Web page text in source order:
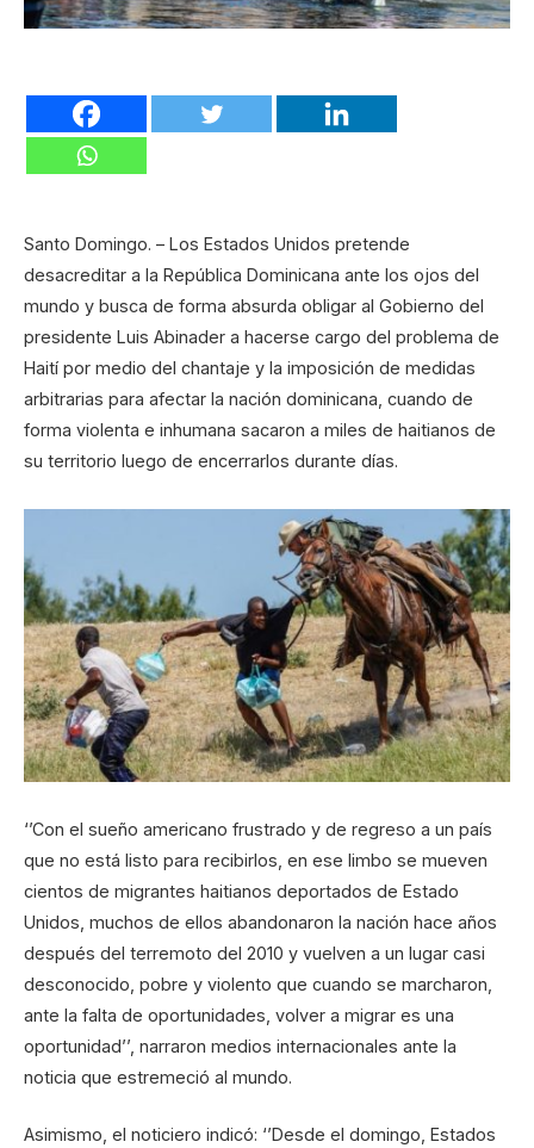
Santo Domingo. – Los Estados Unidos pretende
desacreditar a la República Dominicana ante los ojos del
mundo y busca de forma absurda obligar al Gobierno del
presidente Luis Abinader a hacerse cargo del problema de
Haití por medio del chantaje y la imposición de medidas
arbitrarias para afectar la nación dominicana, cuando de
forma violenta e inhumana sacaron a miles de haitianos de
su territorio luego de encerrarlos durante días.
‘’Con el sueño americano frustrado y de regreso a un país
que no está listo para recibirlos, en ese limbo se mueven
cientos de migrantes haitianos deportados de Estado
Unidos, muchos de ellos abandonaron la nación hace años
después del terremoto del 2010 y vuelven a un lugar casi
desconocido, pobre y violento que cuando se marcharon,
ante la falta de oportunidades, volver a migrar es una
oportunidad’’, narraron medios internacionales ante la
noticia que estremeció al mundo.
Asimismo, el noticiero indicó: ‘’Desde el domingo, Estados